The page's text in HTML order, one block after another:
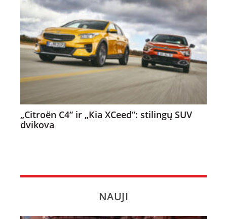
„Citroën C4“ ir „Kia XCeed“: stilingų SUV
dvikova
NAUJI